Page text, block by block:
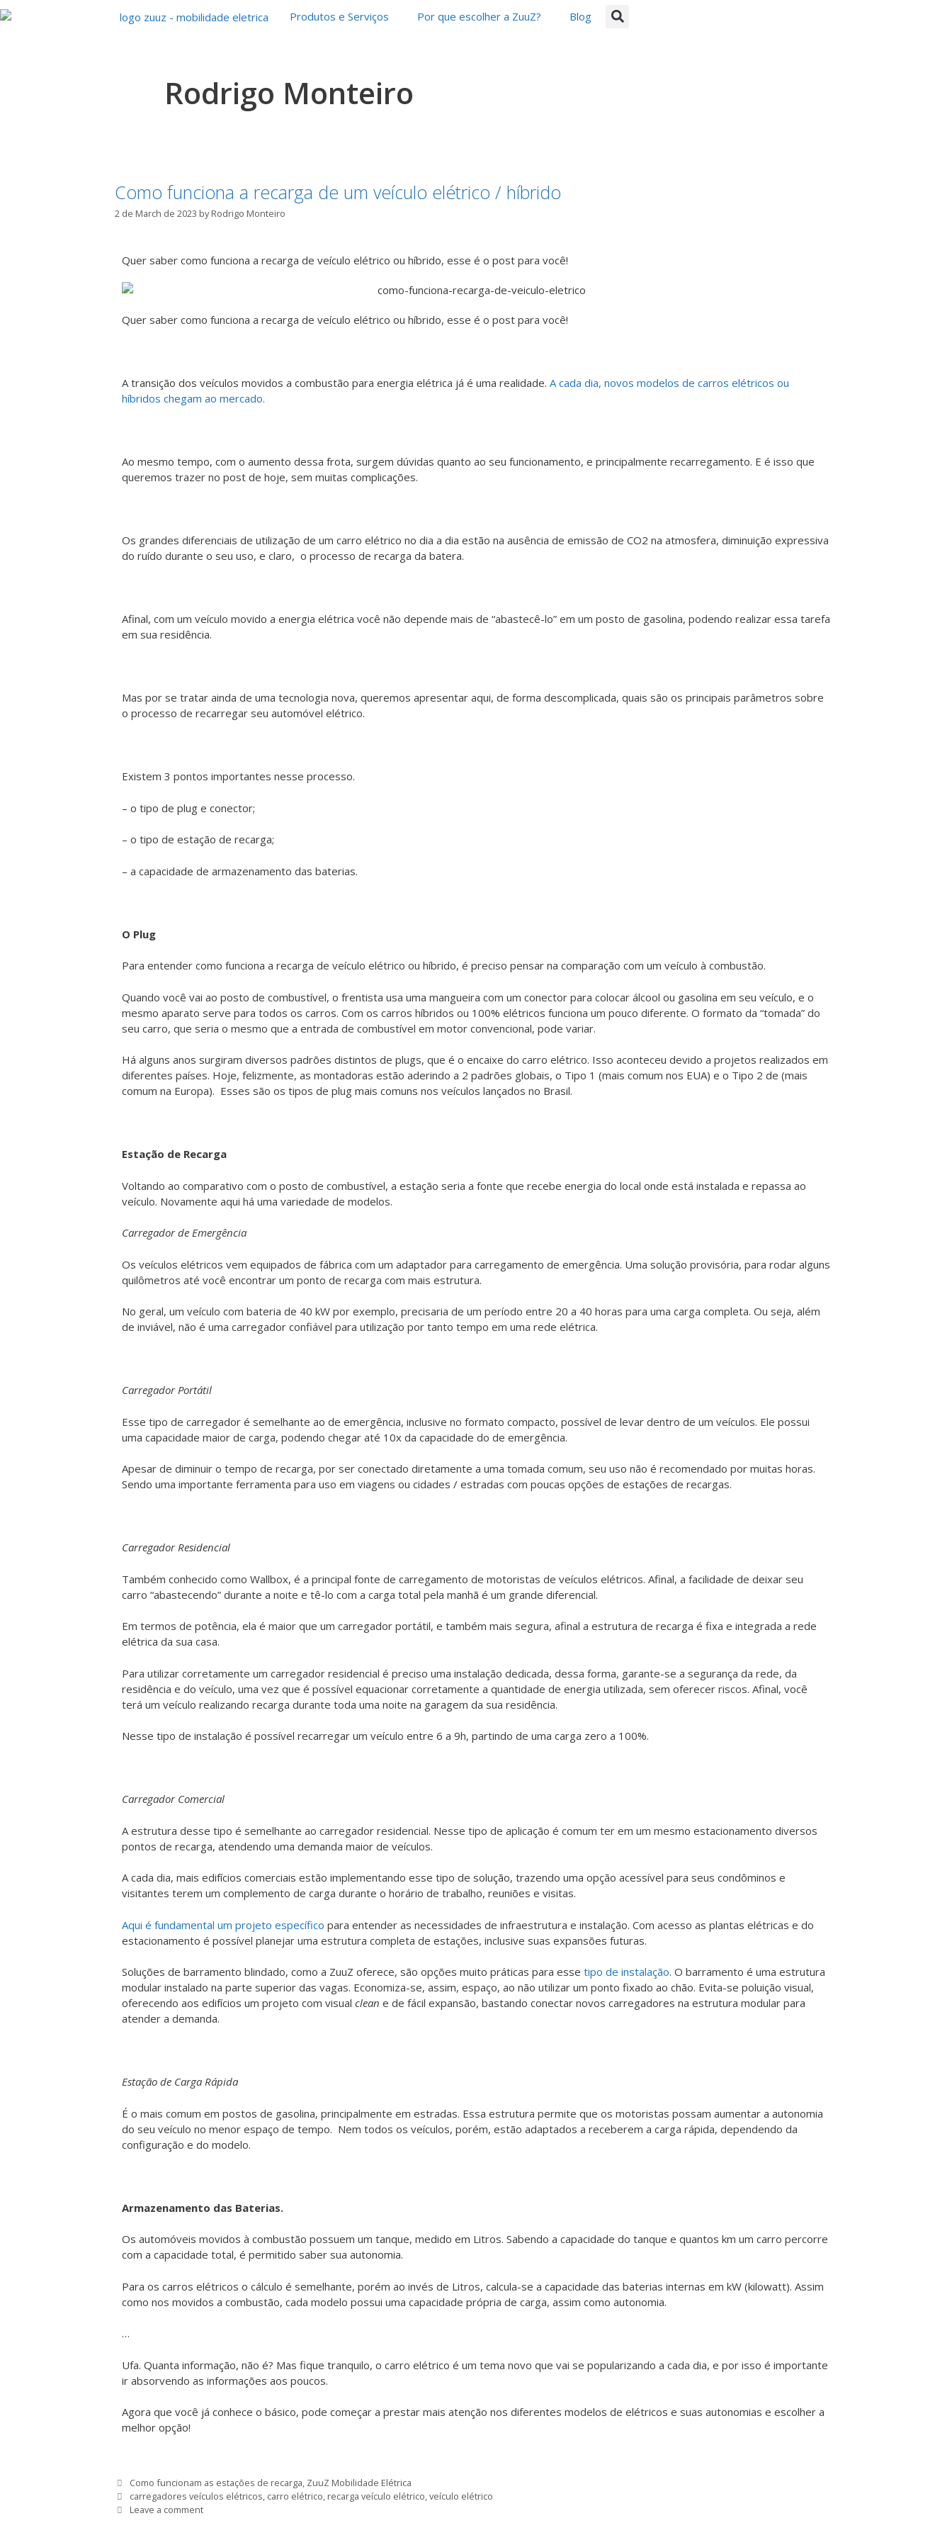
Produtos e Serviços Por que escolher a ZuuZ? Blog
Rodrigo Monteiro
Como funciona a recarga de um veículo elétrico / híbrido
2 de March de 2023 byRodrigo Monteiro
Quer saber como funciona a recarga de veículo elétrico ou híbrido, esse é o post para você!
Quer saber como funciona a recarga de veículo elétrico ou híbrido, esse é o post para você!
A transição dos veículos movidos a combustão para energia elétrica já é uma realidade. A cada dia, novos modelos de carros elétricos ou
híbridos chegam ao mercado.
Ao mesmo tempo, com o aumento dessa frota, surgem dúvidas quanto ao seu funcionamento, e principalmente recarregamento. E é isso que
queremos trazer no post de hoje, sem muitas complicações.
Os grandes diferenciais de utilização de um carro elétrico no dia a dia estão na ausência de emissão de CO2 na atmosfera, diminuição expressiva
do ruído durante o seu uso, e claro, o processo de recarga da batera.
Afinal, com um veículo movido a energia elétrica você não depende mais de “abastecê-lo” em um posto de gasolina, podendo realizar essa tarefa
em sua residência.
Mas por se tratar ainda de uma tecnologia nova, queremos apresentar aqui, de forma descomplicada, quais são os principais parâmetros sobre
o processo de recarregar seu automóvel elétrico.
Existem 3 pontos importantes nesse processo.
– o tipo de plug e conector;
– o tipo de estação de recarga;
– a capacidade de armazenamento das baterias.
O Plug
Para entender como funciona a recarga de veículo elétrico ou híbrido, é preciso pensar na comparação com um veículo à combustão.
Quando você vai ao posto de combustível, o frentista usa uma mangueira com um conector para colocar álcool ou gasolina em seu veículo, e o
mesmo aparato serve para todos os carros. Com os carros híbridos ou 100% elétricos funciona um pouco diferente. O formato da “tomada” do
seu carro, que seria o mesmo que a entrada de combustível em motor convencional, pode variar.
Há alguns anos surgiram diversos padrões distintos de plugs, que é o encaixe do carro elétrico. Isso aconteceu devido a projetos realizados em
diferentes países. Hoje, felizmente, as montadoras estão aderindo a 2 padrões globais, o Tipo 1 (mais comum nos EUA) e o Tipo 2 de (mais
comum na Europa). Esses são os tipos de plug mais comuns nos veículos lançados no Brasil.
Estação de Recarga
Voltando ao comparativo com o posto de combustível, a estação seria a fonte que recebe energia do local onde está instalada e repassa ao
veículo. Novamente aqui há uma variedade de modelos.
Carregador de Emergência
Os veículos elétricos vem equipados de fábrica com um adaptador para carregamento de emergência. Uma solução provisória, para rodar alguns
quilômetros até você encontrar um ponto de recarga com mais estrutura.
No geral, um veículo com bateria de 40 kW por exemplo, precisaria de um período entre 20 a 40 horas para uma carga completa. Ou seja, além
de inviável, não é uma carregador confiável para utilização por tanto tempo em uma rede elétrica.
Carregador Portátil
Esse tipo de carregador é semelhante ao de emergência, inclusive no formato compacto, possível de levar dentro de um veículos. Ele possui
uma capacidade maior de carga, podendo chegar até 10x da capacidade do de emergência.
Apesar de diminuir o tempo de recarga, por ser conectado diretamente a uma tomada comum, seu uso não é recomendado por muitas horas.
Sendo uma importante ferramenta para uso em viagens ou cidades / estradas com poucas opções de estações de recargas.
Carregador Residencial
Também conhecido como Wallbox, é a principal fonte de carregamento de motoristas de veículos elétricos. Afinal, a facilidade de deixar seu
carro “abastecendo” durante a noite e tê-lo com a carga total pela manhã é um grande diferencial.
Em termos de potência, ela é maior que um carregador portátil, e também mais segura, afinal a estrutura de recarga é fixa e integrada a rede
elétrica da sua casa.
Para utilizar corretamente um carregador residencial é preciso uma instalação dedicada, dessa forma, garante-se a segurança da rede, da
residência e do veículo, uma vez que é possível equacionar corretamente a quantidade de energia utilizada, sem oferecer riscos. Afinal, você
terá um veículo realizando recarga durante toda uma noite na garagem da sua residência.
Nesse tipo de instalação é possível recarregar um veículo entre 6 a 9h, partindo de uma carga zero a 100%.
Carregador Comercial
A estrutura desse tipo é semelhante ao carregador residencial. Nesse tipo de aplicação é comum ter em um mesmo estacionamento diversos
pontos de recarga, atendendo uma demanda maior de veículos.
A cada dia, mais edifícios comerciais estão implementando esse tipo de solução, trazendo uma opção acessível para seus condôminos e
visitantes terem um complemento de carga durante o horário de trabalho, reuniões e visitas.
Aqui é fundamental um projeto específico para entender as necessidades de infraestrutura e instalação. Com acesso as plantas elétricas e do
estacionamento é possível planejar uma estrutura completa de estações, inclusive suas expansões futuras.
Soluções de barramento blindado, como a ZuuZ oferece, são opções muito práticas para esse tipo de instalação. O barramento é uma estrutura
modular instalado na parte superior das vagas. Economiza-se, assim, espaço, ao não utilizar um ponto fixado ao chão. Evita-se poluição visual,
oferecendo aos edifícios um projeto com visual clean e de fácil expansão, bastando conectar novos carregadores na estrutura modular para
atender a demanda.
Estação de Carga Rápida
É o mais comum em postos de gasolina, principalmente em estradas. Essa estrutura permite que os motoristas possam aumentar a autonomia
do seu veículo no menor espaço de tempo. Nem todos os veículos, porém, estão adaptados a receberem a carga rápida, dependendo da
configuração e do modelo.
Armazenamento das Baterias.
Os automóveis movidos à combustão possuem um tanque, medido em Litros. Sabendo a capacidade do tanque e quantos km um carro percorre
com a capacidade total, é permitido saber sua autonomia.
Para os carros elétricos o cálculo é semelhante, porém ao invés de Litros, calcula-se a capacidade das baterias internas em kW (kilowatt). Assim
como nos movidos a combustão, cada modelo possui uma capacidade própria de carga, assim como autonomia.
…
Ufa. Quanta informação, não é? Mas fique tranquilo, o carro elétrico é um tema novo que vai se popularizando a cada dia, e por isso é importante
ir absorvendo as informações aos poucos.
Agora que você já conhece o básico, pode começar a prestar mais atenção nos diferentes modelos de elétricos e suas autonomias e escolher a
melhor opção!
Como funcionam as estações de recarga, ZuuZ Mobilidade Elétrica
carregadores veículos elétricos, carro elétrico, recarga veículo elétrico,veículo elétrico
Leave a comment